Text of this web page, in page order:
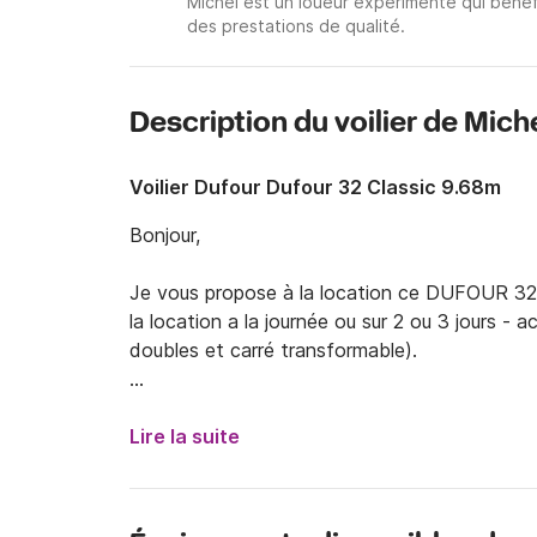
des prestations de qualité.
Description du voilier de
Voilier Dufour Dufour 32 Classic 9.68m
Bonjour,
Je vous propose à la location ce DUFOUR
la location a la journée ou sur 2 ou 3 jours -
doubles et carré transformable).
vivant et agréable à vivre. De nombreux
La journée, je peux me rendre disponible (à
vous emmener à la journée ou pour des
Lire la suite